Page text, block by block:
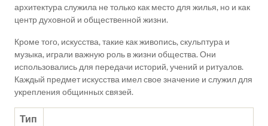
архитектура служила не только как место для жилья, но и как
центр духовной и общественной жизни.
Кроме того, искусства, такие как живопись, скульптура и
музыка, играли важную роль в жизни общества. Они
использовались для передачи историй, учений и ритуалов.
Каждый предмет искусства имел свое значение и служил для
укрепления общинных связей.
Тип